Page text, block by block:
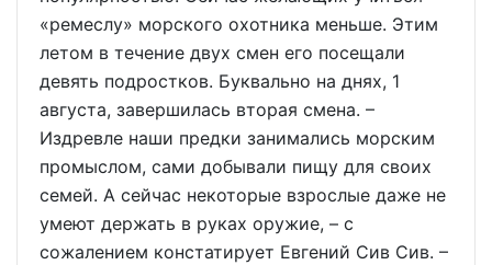
«ремеслу» морского охотника меньше. Этим
летом в течение двух смен его посещали
девять подростков. Буквально на днях, 1
августа, завершилась вторая смена. –
Издревле наши предки занимались морским
промыслом, сами добывали пищу для своих
семей. А сейчас некоторые взрослые даже не
умеют держать в руках оружие, – с
сожалением констатирует Евгений Сив Сив. –